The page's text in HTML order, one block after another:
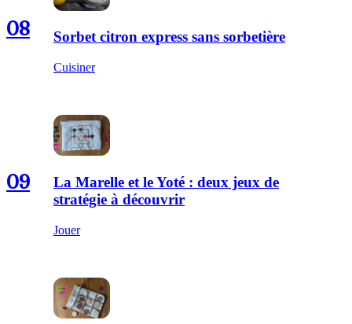
08 Sorbet citron express sans sorbetière
Cuisiner
09
La Marelle et le Yoté : deux jeux de
stratégie à découvrir
Jouer